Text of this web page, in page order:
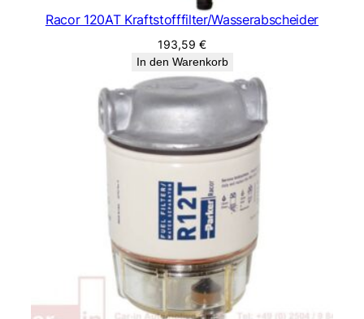
Racor 120AT Kraftstofffilter/Wasserabscheider
193,59 €
In den Warenkorb